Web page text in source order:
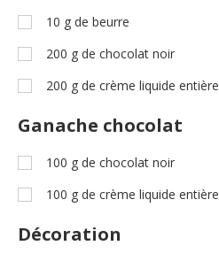
10 g de beurre
200 g de chocolat noir
200 g de crème liquide entière
Ganache chocolat
100 g de chocolat noir
100 g de crème liquide entière
Décoration